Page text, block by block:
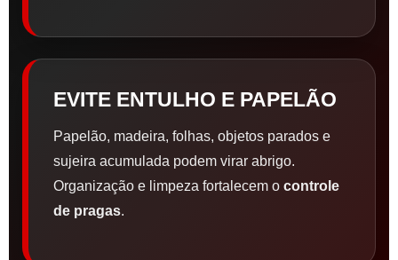
EVITE ENTULHO E PAPELÃO
Papelão, madeira, folhas, objetos parados e
sujeira acumulada podem virar abrigo.
Organização e limpeza fortalecem o controle
de pragas.